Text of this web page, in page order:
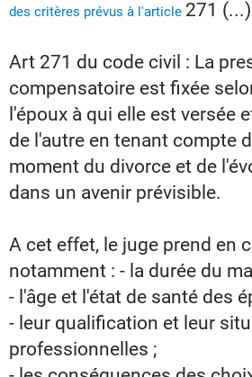
des critères prévus à l'article 271
Art 271 du code civil : La
compensatoire est fixée
l'époux à qui elle est versée
de l'autre en tenant compte
moment du divorce et de
dans un avenir prévisible.
A cet effet, le juge prend en
notamment : - la durée du
- l'âge et l'état de santé des
- leur qualification et leur
professionnelles ;